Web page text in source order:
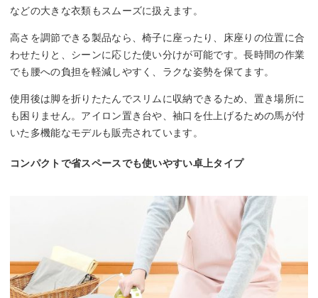
などの大きな衣類もスムーズに扱えます。
高さを調節できる製品なら、椅子に座ったり、床座りの位置に合
わせたりと、シーンに応じた使い分けが可能です。長時間の作業
でも腰への負担を軽減しやすく、ラクな姿勢を保てます。
使用後は脚を折りたたんでスリムに収納できるため、置き場所に
も困りません。アイロン置き台や、袖口を仕上げるための馬が付
いた多機能なモデルも販売されています。
コンパクトで省スペースでも使いやすい卓上タイプ